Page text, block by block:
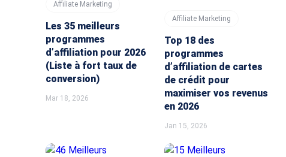
Affiliate Marketing
Les 35 meilleurs
programmes
d’affiliation pour 2026
(Liste à fort taux de
conversion)
Mar 18, 2026
Affiliate Marketing
Top 18 des
programmes
d’affiliation de cartes
de crédit pour
maximiser vos revenus
en 2026
Jan 15, 2026